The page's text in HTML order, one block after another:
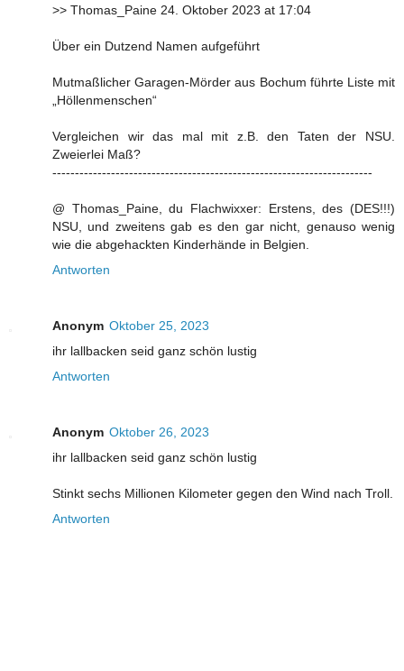
>> Thomas_Paine 24. Oktober 2023 at 17:04
Über ein Dutzend Namen aufgeführt
Mutmaßlicher Garagen-Mörder aus Bochum führte Liste mit
„Höllenmenschen“
Vergleichen wir das mal mit z.B. den Taten der NSU.
Zweierlei Maß?
-----------------------------------------------------------------------
@ Thomas_Paine, du Flachwixxer: Erstens, des (DES!!!)
NSU, und zweitens gab es den gar nicht, genauso wenig
wie die abgehackten Kinderhände in Belgien.
Antworten
Anonym Oktober 25, 2023
ihr lallbacken seid ganz schön lustig
Antworten
Anonym Oktober 26, 2023
ihr lallbacken seid ganz schön lustig
Stinkt sechs Millionen Kilometer gegen den Wind nach Troll.
Antworten